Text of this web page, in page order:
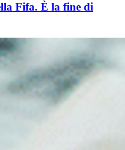
Fifa. È la fine di